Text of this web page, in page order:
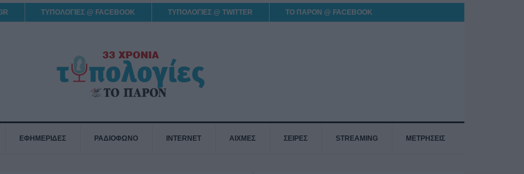
ΤΥΠΟΛΟΓΙΕΣ @ FACEBOOK ΤΥΠΟΛΟΓΙΕΣ @ TWITTER ΤΟ ΠΑΡΟΝ @ FACEBOOK
ΕΦΗΜΕΡΙΔΕΣ ΡΑΔΙΟΦΩΝΟ INTERNET ΑΙΧΜΕΣ ΣΕΙΡΕΣ STREAMING ΜΕΤΡΗΣΕΙΣ